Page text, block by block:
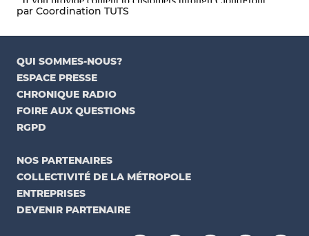
par Coordination TUTS
QUI SOMMES-NOUS?
ESPACE PRESSE
CHRONIQUE RADIO
FOIRE AUX QUESTIONS
RGPD
NOS PARTENAIRES
COLLECTIVITÉ DE LA MÉTROPOLE
ENTREPRISES
DEVENIR PARTENAIRE